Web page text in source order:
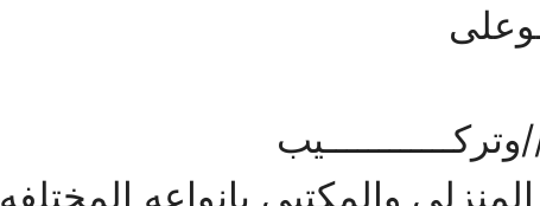
والمكتبى بانواعه المختلفه